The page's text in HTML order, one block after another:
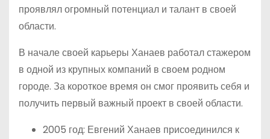
проявлял огромный потенциал и талант в своей
области.
В начале своей карьеры Ханаев работал стажером
в одной из крупных компаний в своем родном
городе. За короткое время он смог проявить себя и
получить первый важный проект в своей области.
2005 год: Евгений Ханаев присоединился к